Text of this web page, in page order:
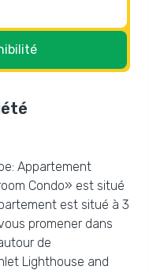
Appartement
Condo» est situé
est situé à 3
promener dans
de
Lighthouse and